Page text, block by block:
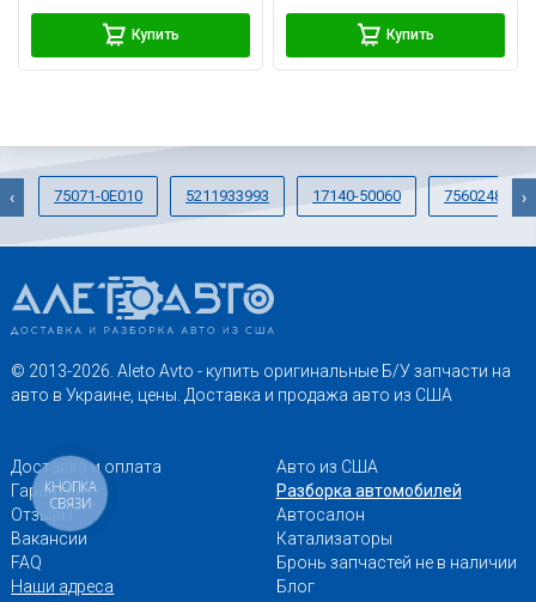
Купить Купить
75071-0E010 5211933993 17140-50060 7560248050
‹ ›
© 2013-2026. Aleto Avto - купить оригинальные Б/У запчасти на
авто в Украине, цены. Доставка и продажа авто из США
Доставка и оплата
Гарантии
Отзывы
Вакансии
FAQ
Наши адреса
Авто из США
Разборка автомобилей
Автосалон
Катализаторы
Бронь запчастей не в наличии
Блог
КНОПКА
СВЯЗИ